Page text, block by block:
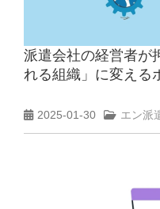
派遣会社の経営者が
れる組織」に変える
2025-01-30 エン派